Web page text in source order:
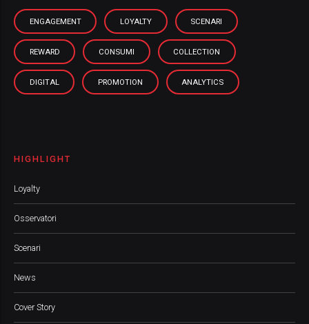
ENGAGEMENT LOYALTY SCENARI
REWARD CONSUMI COLLECTION
DIGITAL PROMOTION ANALYTICS
HIGHLIGHT
Loyalty
Osservatori
Scenari
News
Cover Story